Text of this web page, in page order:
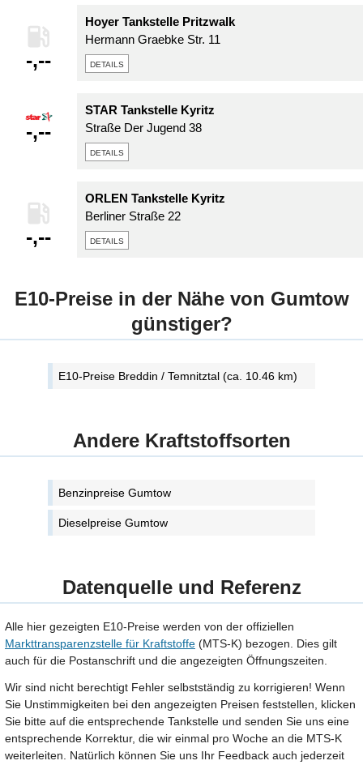
-,--
Hoyer Tankstelle Pritzwalk
Hermann Graebke Str. 11
details
-,--
STAR Tankstelle Kyritz
Straße Der Jugend 38
details
-,--
ORLEN Tankstelle Kyritz
Berliner Straße 22
details
E10-Preise in der Nähe von Gumtow
günstiger?
E10-Preise Breddin / Temnitztal (ca. 10.46 km)
Andere Kraftstoffsorten
Benzinpreise Gumtow
Dieselpreise Gumtow
Datenquelle und Referenz
Alle hier gezeigten E10-Preise werden von der offiziellen
Markttransparenzstelle für Kraftstoffe (MTS-K) bezogen. Dies gilt
auch für die Postanschrift und die angezeigten Öffnungszeiten.
Wir sind nicht berechtigt Fehler selbstständig zu korrigieren! Wenn
Sie Unstimmigkeiten bei den angezeigten Preisen feststellen, klicken
Sie bitte auf die entsprechende Tankstelle und senden Sie uns eine
entsprechende Korrektur, die wir einmal pro Woche an die MTS-K
weiterleiten. Natürlich können Sie uns Ihr Feedback auch jederzeit